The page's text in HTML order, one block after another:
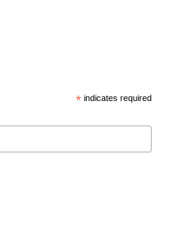
* indicates required